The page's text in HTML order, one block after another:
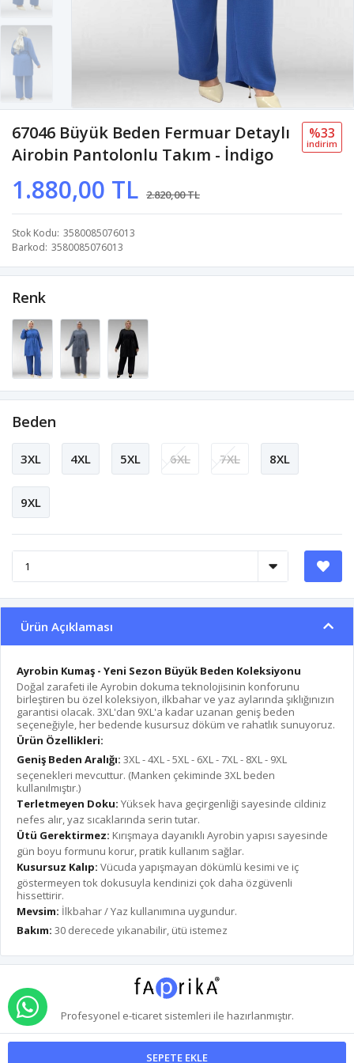
67046 Büyük Beden Fermuar Detaylı
Airobin Pantolonlu Takım - İndigo
1.880,00 TL 2.820,00 TL
%33
i̇ndi̇ri̇m
Stok Kodu 3580085076013
Barkod 3580085076013
Renk
Beden
3XL 4XL 5XL 6XL 7XL 8XL
9XL
SEPETE EKLE
Ürün Açıklaması
Ayrobin Kumaş - Yeni Sezon Büyük Beden Koleksiyonu
Doğal zarafeti ile Ayrobin dokuma teknolojisinin konforunu
birleştiren bu özel koleksiyon, ilkbahar ve yaz aylarında şıklığınızın
garantisi olacak. 3XL'dan 9XL'a kadar uzanan geniş beden
seçeneğiyle, her bedende kusursuz döküm ve rahatlık sunuyoruz.
Ürün Özellikleri:
Geniş Beden Aralığı: 3XL - 4XL - 5XL - 6XL - 7XL - 8XL - 9XL
seçenekleri mevcuttur. (Manken çekiminde 3XL beden
kullanılmıştır.)
Terletmeyen Doku: Yüksek hava geçirgenliği sayesinde cildiniz
nefes alır, yaz sıcaklarında serin tutar.
Ütü Gerektirmez: Kırışmaya dayanıklı Ayrobin yapısı sayesinde
gün boyu formunu korur, pratik kullanım sağlar.
Kusursuz Kalıp: Vücuda yapışmayan dökümlü kesimi ve iç
göstermeyen tok dokusuyla kendinizi çok daha özgüvenli
hissettirir.
Mevsim: İlkbahar / Yaz kullanımına uygundur.
Bakım: 30 derecede yıkanabilir, ütü istemez
Profesyonel e-ticaretsistemleri ile hazırlanmıştır.